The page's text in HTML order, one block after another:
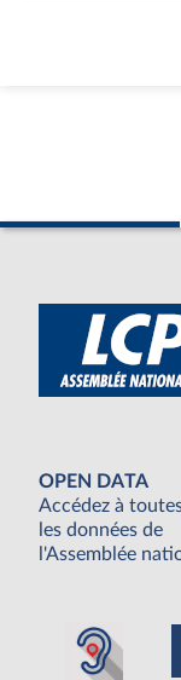
OPEN DATA
Accédez à
les données de
l'Assemblée